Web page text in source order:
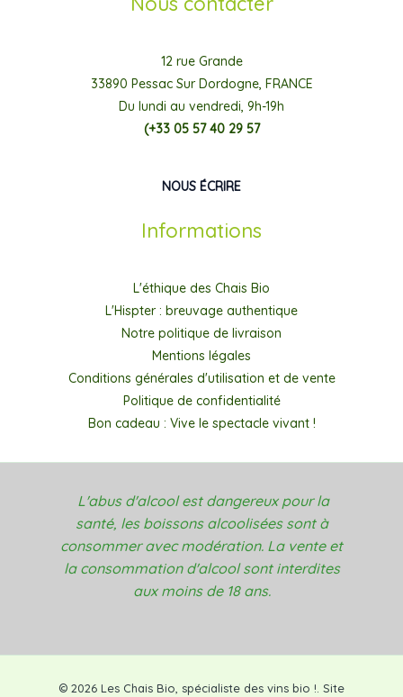
12 rue Grande
33890 Pessac Sur Dordogne, FRANCE
Du lundi au vendredi, 9h-19h
(+33 05 57 40 29 57
NOUS ÉCRIRE
Informations
L'éthique des Chais Bio
L'Hispter : breuvage authentique
Notre politique de livraison
Mentions légales
Conditions générales d'utilisation et de vente
Politique de confidentialité
Bon cadeau : Vive le spectacle vivant !
L'abus d'alcool est dangereux pour la
santé, les boissons alcoolisées sont à
consommer avec modération. La vente et
la consommation d'alcool sont interdites
aux moins de 18 ans.
© 2026 Les Chais Bio, spécialiste des vins bio !. Site